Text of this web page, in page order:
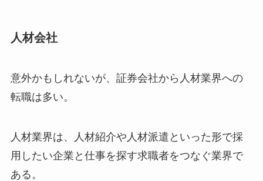
人材会社
意外かもしれないが、証券会社から人材業界への
転職は多い。
人材業界は、人材紹介や人材派遣といった形で採
用したい企業と仕事を探す求職者をつなぐ業界で
ある。